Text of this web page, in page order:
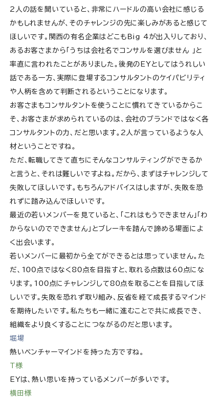
2人の話を聞いていると、非常にハードルの高い会社に感じる
かもしれませんが、そのチャレンジの先に楽しみがあると感じて
ほしいです。関西の有名企業はどこもBig 4が出入りしており、
あるお客さまから「うちは会社名でコンサルを選びません 」と
率直に言われたことがありました。後発のEYとしてはうれしい
話である一方、実際に登場するコンサルタントのケイパビリティ
や人柄を含めて判断されるということになります。
お客さまもコンサルタントを使うことに慣れてきているからこ
そ、お客さまが求められているのは、会社のブランドではなく各
コンサルタントの力、だと思います。2人が言っているような人
材ということですね。
ただ、転職してきて直ちにそんなコンサルティングができるか
と言うと、それは難しいですよね。だから、まずはチャレンジして
失敗してほしいです。もちろんアドバイスはしますが、失敗を恐
れずに踏み込んでほしいです。
最近の若いメンバーを見ていると、「これはもうできません」「わ
からないのでできません」とブレーキを踏んで諦める場面によ
く出会います。
若いメンバーに最初から全てができるとは思っていません。た
だ、100点ではなく80点を目指すと、取れる点数は60点にな
ります。100点にチャレンジして80点を取ることを目指してほ
しいです。失敗を恐れず取り組み、反省を経て成長するマインド
を期待したいです。私たちも一緒に進むことで共に成長でき、
組織をより良くすることにつながるのだと思います。
堀場
熱いベンチャーマインドを持った方ですね。
T様
EYは、熱い思いを持っているメンバーが多いです。
横田様